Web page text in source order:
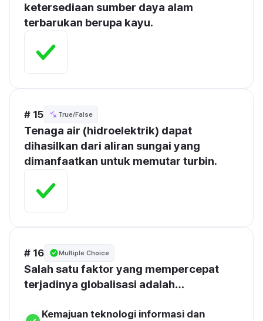
ketersediaan sumber daya alam
terbarukan berupa kayu.
# 15 True/False
Tenaga air (hidroelektrik) dapat
dihasilkan dari aliran sungai yang
dimanfaatkan untuk memutar turbin.
# 16 Multiple Choice
Salah satu faktor yang mempercepat
terjadinya globalisasi adalah…
Kemajuan teknologi informasi dan